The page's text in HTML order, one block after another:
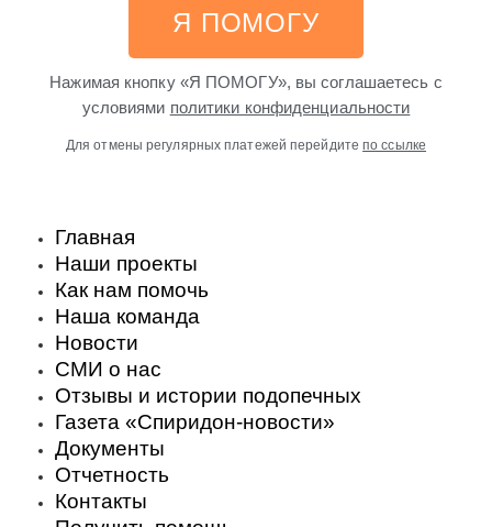
Я ПОМОГУ
Нажимая кнопку «Я ПОМОГУ», вы соглашаетесь с
условиями политики конфиденциальности
Для отмены регулярных платежей перейдитепо ссылке
Главная
Наши проекты
Как нам помочь
Наша команда
Новости
СМИ о нас
Отзывы и истории подопечных
Газета «Спиридон-новости»
Документы
Отчетность
Контакты